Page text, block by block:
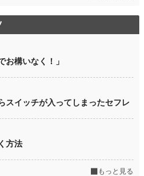
お構いなく！」
スイッチが入ってしまったセフレ
方法
もっと見る